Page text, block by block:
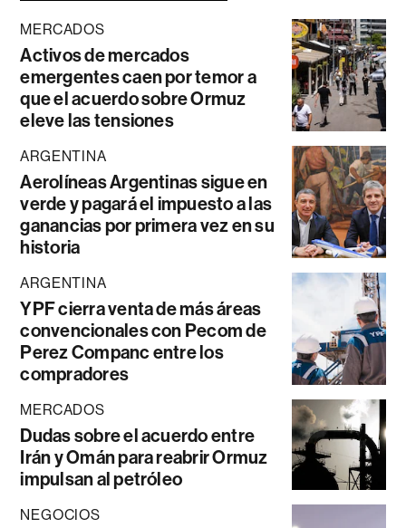
MERCADOS
Activos de mercados
emergentes caen por temor a
que el acuerdo sobre Ormuz
eleve las tensiones
ARGENTINA
Aerolíneas Argentinas sigue en
verde y pagará el impuesto a las
ganancias por primera vez en su
historia
ARGENTINA
YPF cierra venta de más áreas
convencionales con Pecom de
Perez Companc entre los
compradores
MERCADOS
Dudas sobre el acuerdo entre
Irán y Omán para reabrir Ormuz
impulsan al petróleo
NEGOCIOS